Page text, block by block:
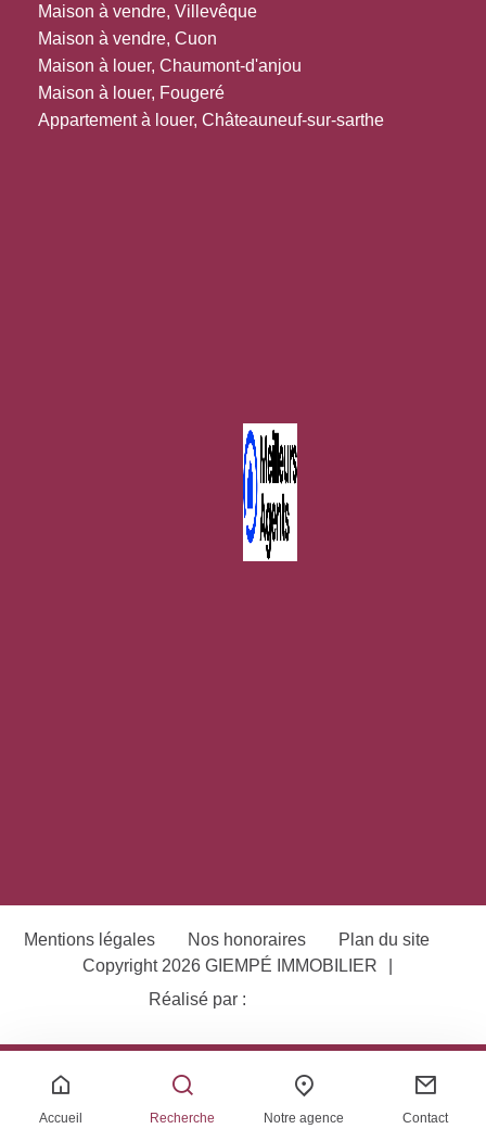
Accueil Recherche Notre agence Contact
Maison à vendre, Villevêque
Maison à vendre, Cuon
Maison à louer, Chaumont-d'anjou
Maison à louer, Fougeré
Appartement à louer, Châteauneuf-sur-sarthe
Mentions légales Nos honoraires
Plan du site
Copyright 2026 GIEMPÉ IMMOBILIER
Réalisé par :